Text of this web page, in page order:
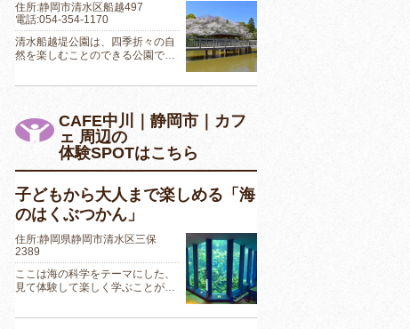
住所:静岡市清水区船越497
電話:054-354-1170
清水船越堤公園は、四季折々の自
然を楽しむことのできる公園で…
CAFE中川｜静岡市｜カフ
ェ 周辺の
体験SPOTはこちら
子どもから大人まで楽しめる「海
のはくぶつかん」
住所:静岡県静岡市清水区三保
2389
ここは海の科学をテーマにした、
見て体験して楽しく学ぶことが…